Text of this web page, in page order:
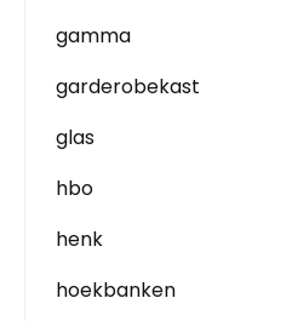
gamma
garderobekast
glas
hbo
henk
hoekbanken